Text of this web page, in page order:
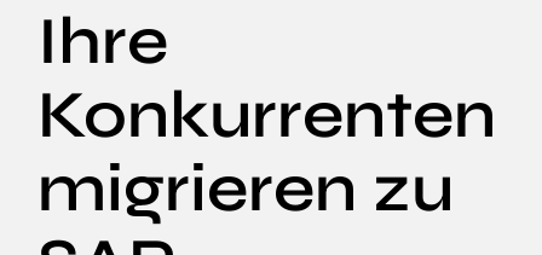
Ihre
Konkurrenten
migrieren zu